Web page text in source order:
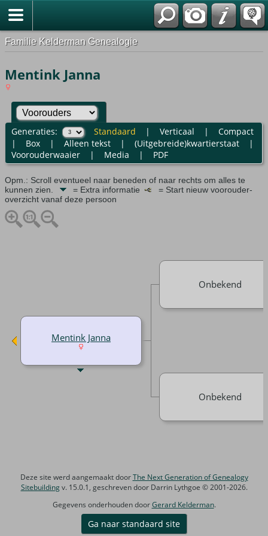
Familie Kelderman Genealogie
Mentink Janna
Generaties: Standaard | Verticaal | Compact
| Box| Alleen tekst| (Uitgebreide)kwartierstaat|
Voorouderwaaier| Media | PDF
Opm.: Scroll eventueel naar beneden of naar rechts om alles te
kunnen zien.
= Extra informatie
= Start nieuw voorouder-
overzicht vanaf deze persoon
Mentink Janna
Onbekend
Onbekend
Deze site werd aangemaakt doorThe Next Generation of Genealogy
Sitebuildingv. 15.0.1, geschreven door Darrin Lythgoe © 2001-2026.
Gegevens onderhouden doorGerard Kelderman.
Ga naar standaard site